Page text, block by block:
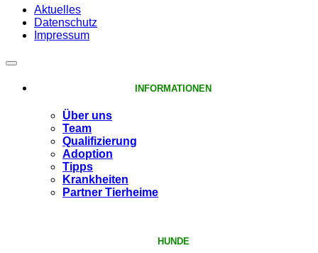
Aktuelles
Datenschutz
Impressum
INFORMATIONEN
Über uns
Team
Qualifizierung
Adoption
Tipps
Krankheiten
Partner Tierheime
HUNDE